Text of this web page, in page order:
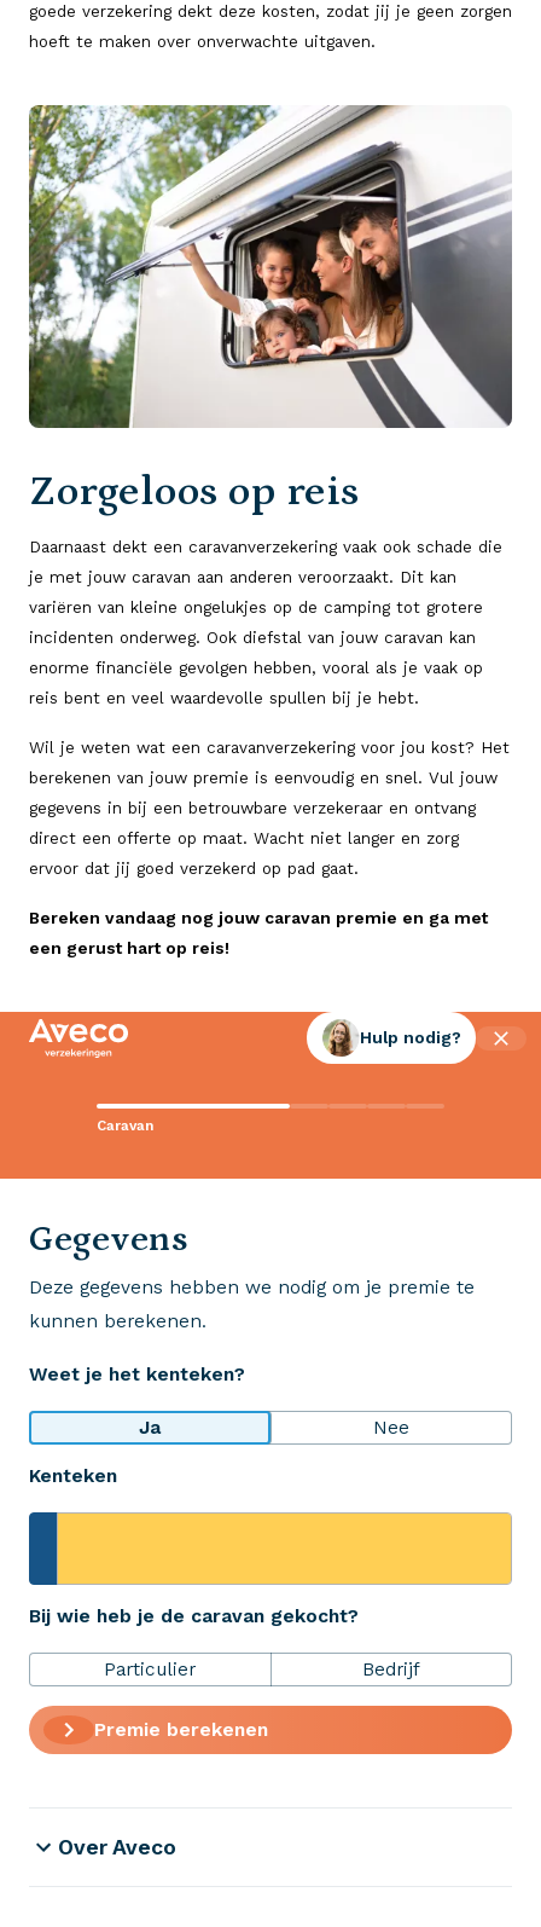
goede verzekering dekt deze kosten, zodat jij je geen zorgen
hoeft te maken over onverwachte uitgaven.
Zorgeloos op reis
Daarnaast dekt een caravanverzekering vaak ook schade die
je met jouw caravan aan anderen veroorzaakt. Dit kan
variëren van kleine ongelukjes op de camping tot grotere
incidenten onderweg. Ook diefstal van jouw caravan kan
enorme financiële gevolgen hebben, vooral als je vaak op
reis bent en veel waardevolle spullen bij je hebt.
Wil je weten wat een caravanverzekering voor jou kost? Het
berekenen van jouw premie is eenvoudig en snel. Vul jouw
gegevens in bij een betrouwbare verzekeraar en ontvang
direct een offerte op maat. Wacht niet langer en zorg
ervoor dat jij goed verzekerd op pad gaat.
Bereken vandaag nog jouw caravan premie en ga met
een gerust hart op reis!
Caravan
Hulp nodig?
Gegevens
Deze gegevens hebben we nodig om je premie te
kunnen berekenen.
Weet je het kenteken?
Ja Nee
Kenteken
Bij wie heb je de caravan gekocht?
Particulier Bedrijf
Premie berekenen
Contact met Aveco?
Wij staan voor je klaar!
Wij krijgen een 8,5!
Op basis van ruim 3.000 reviews
Bekijk wat anderen over ons zeggen
+31 (0)523 - 20 80 30
Verzekeringen
Over Aveco